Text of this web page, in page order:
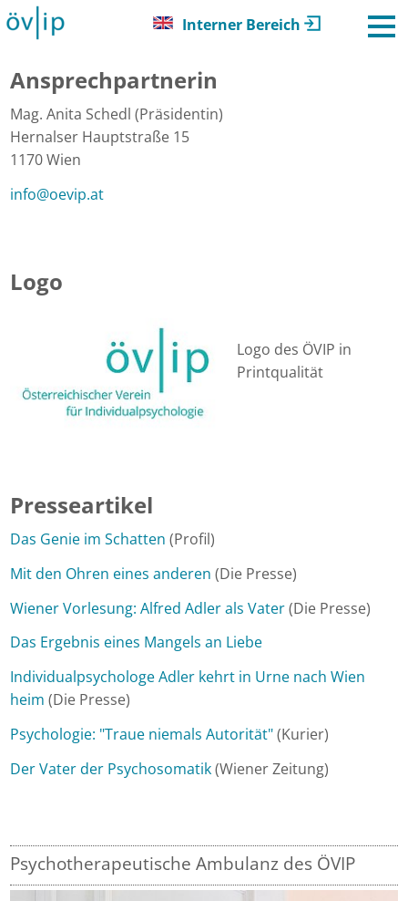
Interner Bereich
Ansprechpartnerin
Mag. Anita Schedl (Präsidentin)
Hernalser Hauptstraße 15
1170 Wien
info@oevip.at
Logo
Logo des ÖVIP in
Printqualität
Presseartikel
Das Genie im Schatten (Profil)
Mit den Ohren eines anderen (Die Presse)
Wiener Vorlesung: Alfred Adler als Vater(Die Presse)
Das Ergebnis eines Mangels an Liebe
Individualpsychologe Adler kehrt in Urne nach Wien
heim (Die Presse)
Psychologie: "Traue niemals Autorität"(Kurier)
Der Vater der Psychosomatik(Wiener Zeitung)
Psychotherapeutische Ambulanz des ÖVIP